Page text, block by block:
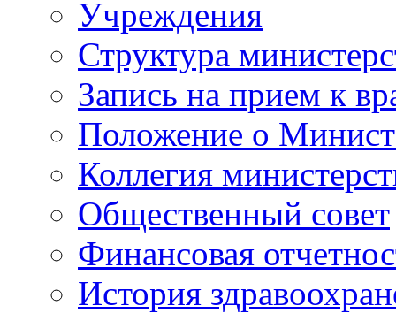
Учреждения
Структура
Запись на прием к
Положение о
Коллегия
Общественный совет
Финансовая
История